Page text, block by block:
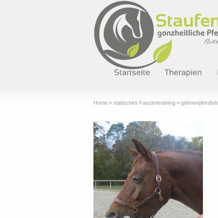
Home » statisches Faszientraining »